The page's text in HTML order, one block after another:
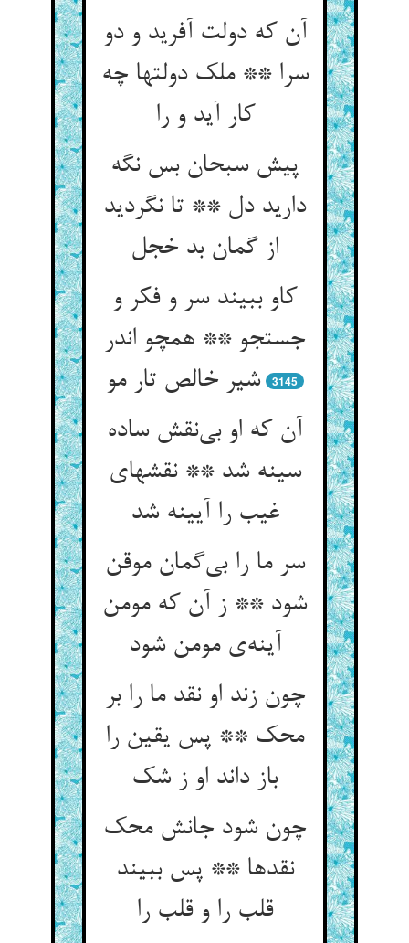
آن که دولت آفرید و دو
سرا ** ملک دولتها چه
کار آید و را
پیش سبحان بس نگه
دارید دل ** تا نگردید
کاو ببیند سر و فکر و
جستجو ** همچو اندر
شیر خالص تار مو
3145
آن که او بی‌‌نقش ساده
سینه شد ** نقشهای
غیب را آیینه شد
سر ما را بی‌‌گمان موقن
شود ** ز آن که مومن
آینه‌‌ی مومن شود
چون زند او نقد ما را بر
محک ** پس یقین را
چون شود جانش محک
نقدها ** پس ببیند
قلب را و قلب را